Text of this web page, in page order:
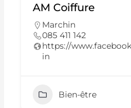
AM Coiffure
Marchin
085 411 142
https://
in
Bien-être